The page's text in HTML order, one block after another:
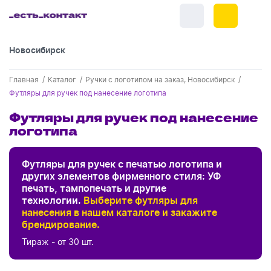
Новосибирск
+7 (383) 255-55-05
Контакты
Каталог
Портфолио
Подборки и обзоры новинок
Спецпредложения
Новинки
Новинки одежды
Новинки ручек
Новинки Электроники
Новинки посуды
Новинки для отдыха
Новинки для дома
Праздники
8 марта
День влюбленных - 14 февраля
Одежда
Одежда - новинки
Футболки
Мужские футболки
Поло
Кепки и бейсболки
Ручки
Ручки - новинки
Пластиковые ручки
Электроника
Аккумуляторы
Посуда и Кухня
Главная Каталог
Ручки с логотипом на заказ, Новосибирск
Футляры для ручек под нанесение логотипа
Футляры для ручек под нанесение
логотипа
Футляры для ручек с печатью логотипа и
других элементов фирменного стиля: УФ
печать, тампопечать и другие
технологии. Выберите футляры для
нанесения в нашем каталоге и закажите
брендирование.
Тираж - от 30 шт.
Цвет
белый
фиолетовый
синий
Бренд
CPen
Склад НСК
Хиты
Новинки